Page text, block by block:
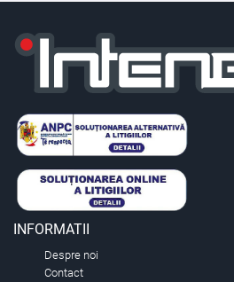
INFORMATII
Despre noi
Contact